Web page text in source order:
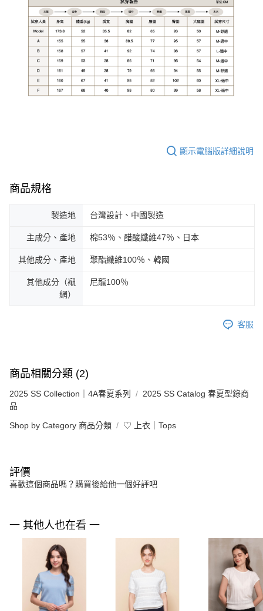
顯示電腦版詳細說明
商品規格
製造地 台灣設計、中國製造
主成分、產地 棉53％、醋酸纖維47％、日本
其他成分、產地 聚酯纖維100％、韓國
其他成分（襯
網）
尼龍100％
客服
商品相關分類 (2)
2025 SS Collection｜4A春夏系列
2025 SS Catalog 春夏型錄商
品
Shop by Category 商品分類 ♡ 上衣｜Tops
評價
喜歡這個商品嗎？購買後給他一個好評吧
一 其他人也在看 一